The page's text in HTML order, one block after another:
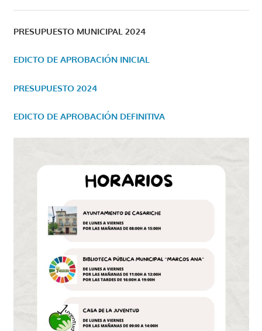
PRESUPUESTO MUNICIPAL 2024
EDICTO DE APROBACIÓN INICIAL
PRESUPUESTO 2024
EDICTO DE APROBACIÓN DEFINITIVA